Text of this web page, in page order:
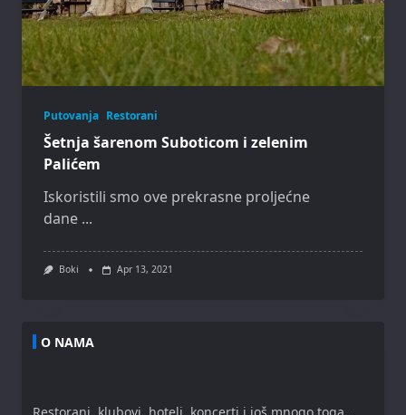
Putovanja Restorani
Šetnja šarenom Suboticom i zelenim
Palićem
Iskoristili smo ove prekrasne proljećne
dane ...
Boki Apr 13, 2021
O NAMA
Restorani, klubovi, hoteli, koncerti i još mnogo toga…